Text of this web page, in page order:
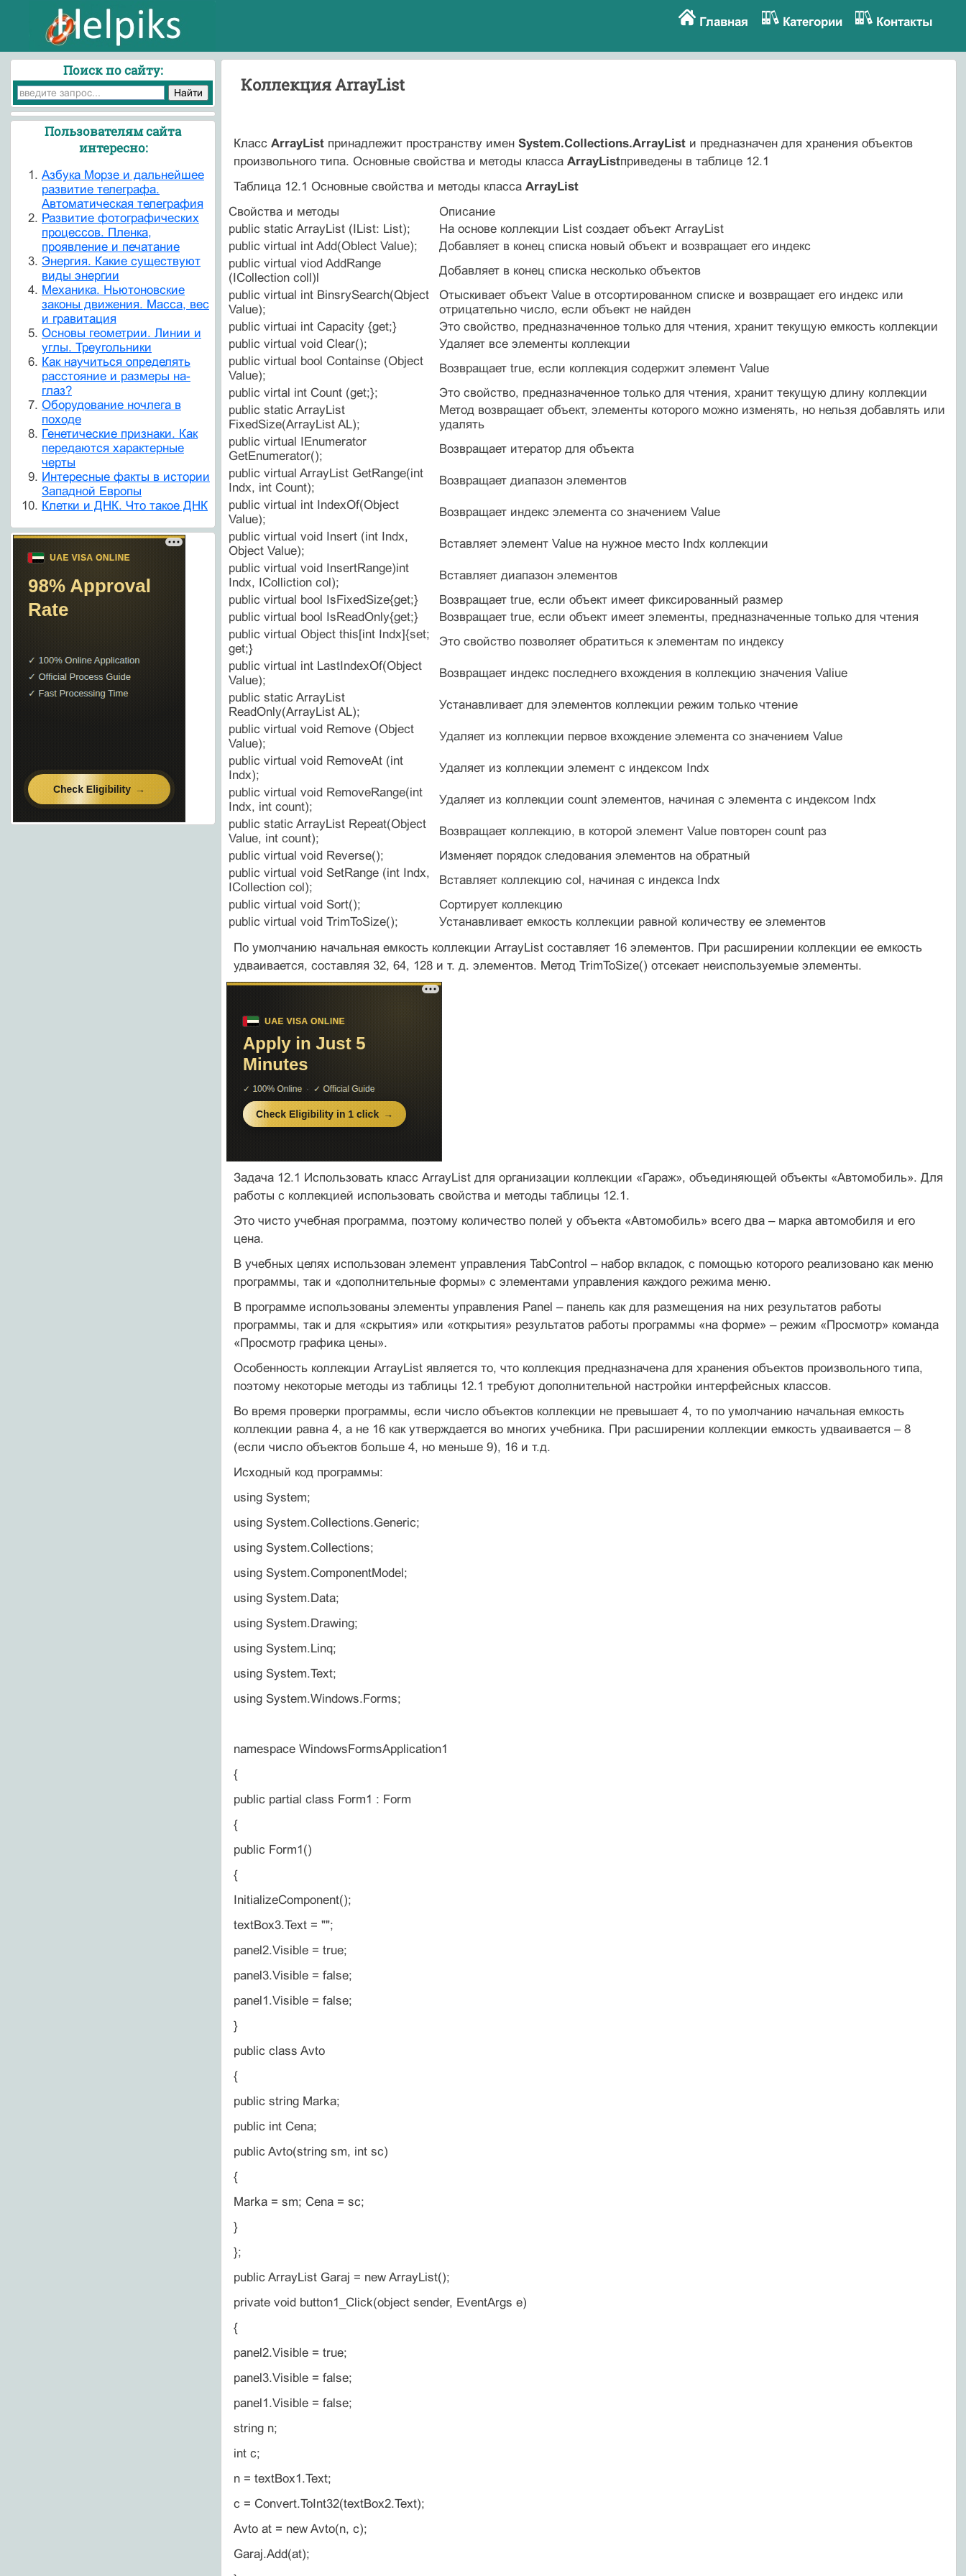
Главная Категории Контакты
Коллекция ArrayList
Класс ArrayListпринадлежит пространству имен System.Collections.ArrayListи предназначен для хранения объектов
произвольного типа. Основные свойства и методы класса ArrayListприведены в таблице 12.1
Таблица 12.1 Основные свойства и методы класса ArrayList
Свойства и методы
Описание
public static ArrayList (IList: List);
На основе коллекции List создает объект ArrayList
public virtual int Add(Oblect Value);
Добавляет в конец списка новый объект и возвращает его индекс
public virtual viod AddRange
(ICollection coll)l
Добавляет в конец списка несколько объектов
public virtual int BinsrySearch(Qbject
Value);
Отыскивает объект Value в отсортированном списке и возвращает его индекс или
отрицательно число, если объект не найден
public virtuai int Capacity {get;}
Это свойство, предназначенное только для чтения, хранит текущую емкость коллекции
public virtual void Clear();
Удаляет все элементы коллекции
public virtual bool Containse (Object
Value);
Возвращает true, если коллекция содержит элемент Value
public virtal int Count (get;};
Это свойство, предназначенное только для чтения, хранит текущую длину коллекции
public static ArrayList
FixedSize(ArrayList AL);
Метод возвращает объект, элементы которого можно изменять, но нельзя добавлять или
удалять
public virtual IEnumerator
GetEnumerator();
Возвращает итератор для объекта
public virtual ArrayList GetRange(int
Indx, int Count);
Возвращает диапазон элементов
public virtual int IndexOf(Object
Value);
Возвращает индекс элемента со значением Value
public virtual void Insert (int Indx,
Object Value);
Вставляет элемент Value на нужное место Indx коллекции
public virtual void InsertRange)int
Indx, IColliction col);
Вставляет диапазон элементов
public virtual bool IsFixedSize{get;}
Возвращает true, если объект имеет фиксированный размер
public virtual bool IsReadOnly{get;}
Возвращает true, если объект имеет элементы, предназначенные только для чтения
public virtual Object this[int Indx]{set;
get;}
Это свойство позволяет обратиться к элементам по индексу
public virtual int LastIndexOf(Object
Value);
Возвращает индекс последнего вхождения в коллекцию значения Valiue
public static ArrayList
ReadOnly(ArrayList AL);
Устанавливает для элементов коллекции режим только чтение
public virtual void Remove (Object
Value);
Удаляет из коллекции первое вхождение элемента со значением Value
public virtual void RemoveAt (int
Indx);
Удаляет из коллекции элемент с индексом Indx
public virtual void RemoveRange(int
Indx, int count);
Удаляет из коллекции count элементов, начиная с элемента с индексом Indх
public static ArrayList Repeat(Object
Value, int count);
Возвращает коллекцию, в которой элемент Value повторен count раз
public virtual void Reverse();
Изменяет порядок следования элементов на обратный
public virtual void SetRange (int Indx,
ICollection col);
Вставляет коллекцию col, начиная с индекса Indx
public virtual void Sort();
Сортирует коллекцию
public virtual void TrimToSize();
Устанавливает емкость коллекции равной количеству ее элементов
По умолчанию начальная емкость коллекции ArrayList составляет 16 элементов. При расширении коллекции ее емкость
удваивается, составляя 32, 64, 128 и т. д. элементов. Метод TrimToSize() отсекает неиспользуемые элементы.
Задача 12.1 Использовать класс ArrayList для организации коллекции «Гараж», объединяющей объекты «Автомобиль». Для
работы с коллекцией использовать свойства и методы таблицы 12.1.
Это чисто учебная программа, поэтому количество полей у объекта «Автомобиль» всего два – марка автомобиля и его
цена.
В учебных целях использован элемент управления TabControl – набор вкладок, с помощью которого реализовано как меню
программы, так и «дополнительные формы» с элементами управления каждого режима меню.
В программе использованы элементы управления Panel – панель как для размещения на них результатов работы
программы, так и для «скрытия» или «открытия» результатов работы программы «на форме» – режим «Просмотр» команда
«Просмотр графика цены».
Особенность коллекции ArrayList является то, что коллекция предназначена для хранения объектов произвольного типа,
поэтому некоторые методы из таблицы 12.1 требуют дополнительной настройки интерфейсных классов.
Во время проверки программы, если число объектов коллекции не превышает 4, то по умолчанию начальная емкость
коллекции равна 4, а не 16 как утверждается во многих учебника. При расширении коллекции емкость удваивается – 8
(если число объектов больше 4, но меньше 9), 16 и т.д.
Исходный код программы:
using System;
using System.Collections.Generic;
using System.Collections;
using System.ComponentModel;
using System.Data;
using System.Drawing;
using System.Linq;
using System.Text;
using System.Windows.Forms;
namespace WindowsFormsApplication1
{
public partial class Form1 : Form
{
public Form1()
{
InitializeComponent();
textBox3.Text = "";
panel2.Visible = true;
panel3.Visible = false;
panel1.Visible = false;
}
public class Avto
{
public string Marka;
public int Cena;
public Avto(string sm, int sc)
{
Marka = sm; Cena = sc;
}
};
public ArrayList Garaj = new ArrayList();
private void button1_Click(object sender, EventArgs e)
{
panel2.Visible = true;
panel3.Visible = false;
panel1.Visible = false;
string n;
int c;
n = textBox1.Text;
c = Convert.ToInt32(textBox2.Text);
Avto at = new Avto(n, c);
Garaj.Add(at);
Поиск по сайту:
Пользователям сайта
интересно:
Азбука Морзе и дальнейшее
развитие телеграфа.
Автоматическая телеграфия
Развитие фотографических
процессов. Пленка,
проявление и печатание
Энергия. Какие существуют
виды энергии
Механика. Ньютоновские
законы движения. Масса, вес
и гравитация
Основы геометрии. Линии и
углы. Треугольники
Как научиться определять
расстояние и размеры на-
глаз?
Оборудование ночлега в
походе
Генетические признаки. Как
передаются характерные
черты
Интересные факты в истории
Западной Европы
Клетки и ДНК. Что такое ДНК